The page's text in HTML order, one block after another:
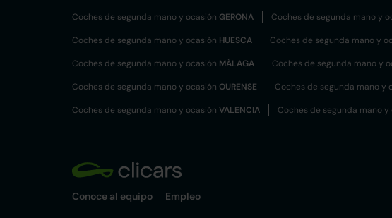
Coches de segunda mano y ocasión GERONA Coches de segunda mano y
Coches de segunda mano y ocasión HUESCA Coches de segunda mano y
Coches de segunda mano y ocasión MÁLAGA Coches de segunda mano y
Coches de segunda mano y ocasión OURENSE Coches de segunda mano y
Coches de segunda mano y ocasión VALENCIA Coches de segunda mano y
Conoce al equipo Empleo